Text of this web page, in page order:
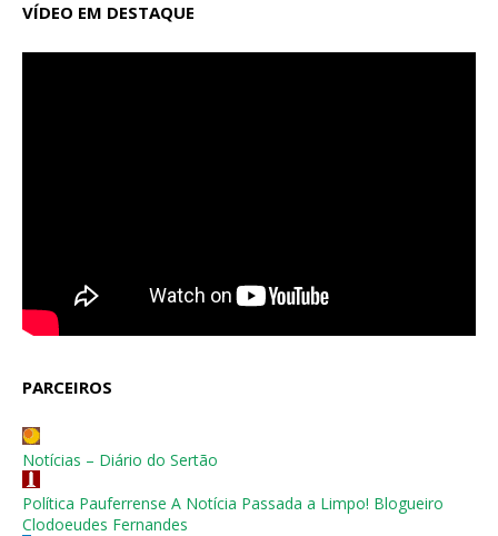
VÍDEO EM DESTAQUE
PARCEIROS
Notícias – Diário do Sertão
Política Pauferrense A Notícia Passada a Limpo! Blogueiro
Clodoeudes Fernandes